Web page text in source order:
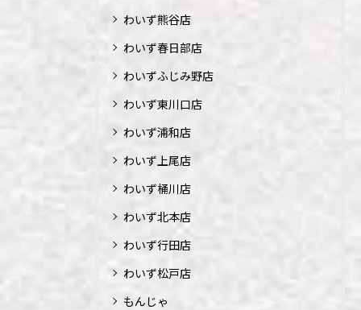
わいず熊谷店
わいず春日部店
わいずふじみ野店
わいず東川口店
わいず浦和店
わいず上尾店
わいず桶川店
わいず北本店
わいず行田店
わいず松戸店
もんじゃ